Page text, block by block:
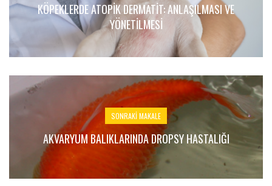
KÖPEKLERDE ATOPIK DERMATIT: ANLAŞILMASI VE
YÖNETILMESI
SONRAKI MAKALE
AKVARYUM BALIKLARINDA DROPSY HASTALIĞI